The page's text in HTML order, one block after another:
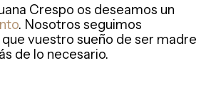
Crespo os deseamos un
. Nosotros seguimos
vuestro sueño de ser madre
de lo necesario.